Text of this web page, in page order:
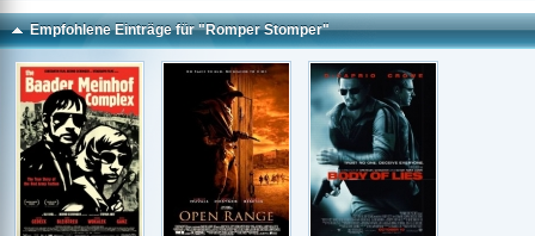
Empfohlene Einträge für "Romper Stomper"